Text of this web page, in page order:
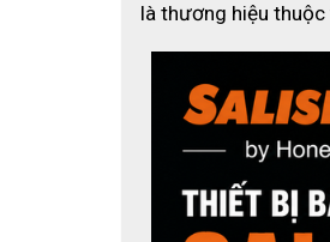
là thương hiệu